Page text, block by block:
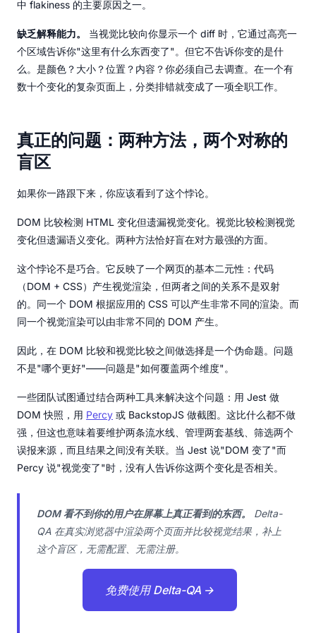
中 flakiness 的主要原因之一。
缺乏解释能力。
当视觉比较向你显示一个 diff 时，它通过高亮一
个区域告诉你"这里有什么东西变了"。但它不告诉你变的是什
么。是颜色？大小？位置？内容？你必须自己去调查。在一个有
数十个变化的复杂页面上，分类排错就变成了一项全职工作。
真正的问题：两种方法，两个对称的
盲区
如果你一路跟下来，你应该看到了这个悖论。
DOM 比较检测 HTML 变化但遗漏视觉变化。视觉比较检测视觉
变化但遗漏语义变化。两种方法恰好盲在对方最强的方面。
这个悖论不是巧合。它反映了一个网页的基本二元性：代码
（DOM + CSS）产生视觉渲染，但两者之间的关系不是双射
的。同一个 DOM 根据应用的 CSS 可以产生非常不同的渲染。而
同一个视觉渲染可以由非常不同的 DOM 产生。
因此，在 DOM 比较和视觉比较之间做选择是一个伪命题。问题
不是"哪个更好"——问题是"如何覆盖两个维度"。
一些团队试图通过结合两种工具来解决这个问题：用 Jest 做
DOM 快照，用 Percy 或 BackstopJS 做截图。这比什么都不做
强，但这也意味着要维护两条流水线、管理两套基线、筛选两个
误报来源，而且结果之间没有关联。当 Jest 说"DOM 变了"而
Percy 说"视觉变了"时，没有人告诉你这两个变化是否相关。
DOM 看不到你的用户在屏幕上真正看到的东西。
Delta-
QA 在真实浏览器中渲染两个页面并比较视觉结果，补上
这个盲区，无需配置、无需注册。
免费使用 Delta-QA →